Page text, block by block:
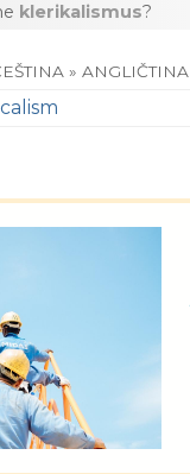
klerikalismus?
» ANGLIČTINA